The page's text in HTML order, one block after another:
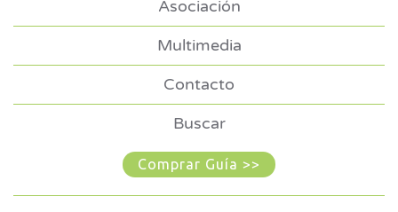
Asociación
Multimedia
Contacto
Buscar
Comprar Guía >>